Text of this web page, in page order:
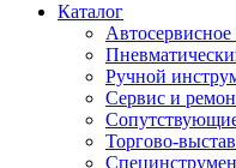
Каталог
Ручной
Сервис и
Торгово-